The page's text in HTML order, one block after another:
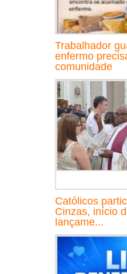
Trabalhador
enfermo
comunidade
Católicos
Cinzas, início
lançame...